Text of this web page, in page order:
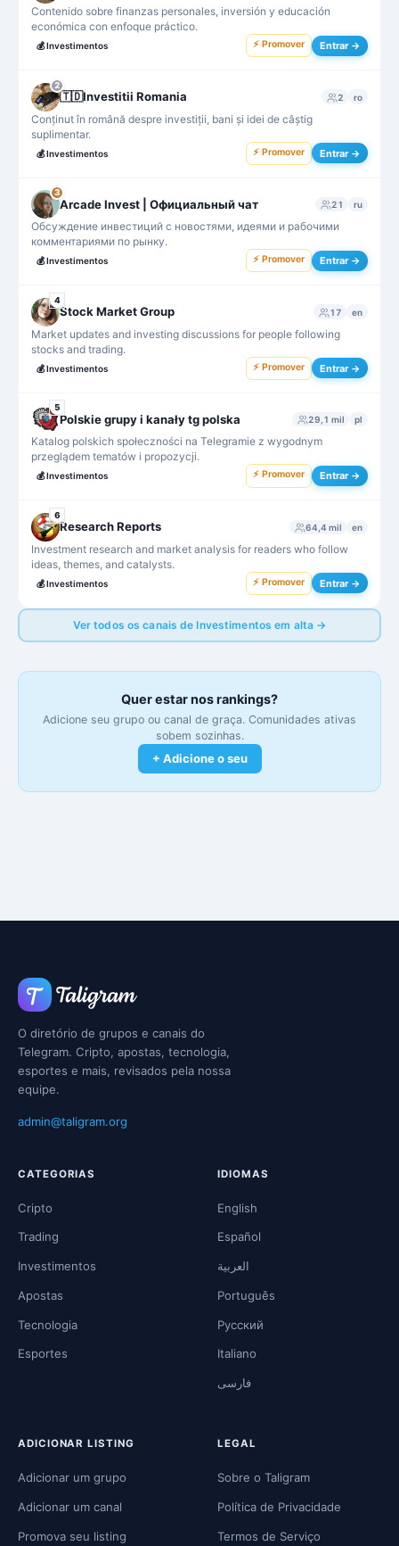
Contenido sobre finanzas personales, inversión y educación
económica con enfoque práctico.
💰Investimentos ⚡ Promover Entrar →
2
🇹🇩Investitii Romania 2 ro
Conținut în română despre investiții, bani și idei de câștig
suplimentar.
💰Investimentos ⚡ Promover Entrar →
3
Arcade Invest | Официальный чат 21 ru
Обсуждение инвестиций с новостями, идеями и рабочими
комментариями по рынку.
💰Investimentos ⚡ Promover Entrar →
4
Stock Market Group 17 en
Market updates and investing discussions for people following
stocks and trading.
💰Investimentos ⚡ Promover Entrar →
5
Polskie grupy i kanały tg polska 29,1 mil pl
Katalog polskich społeczności na Telegramie z wygodnym
przeglądem tematów i propozycji.
💰Investimentos ⚡ Promover Entrar →
6
Research Reports 64,4 mil en
Investment research and market analysis for readers who follow
ideas, themes, and catalysts.
💰Investimentos ⚡ Promover Entrar →
Ver todos os canais de Investimentos em alta →
Quer estar nos rankings?
Adicione seu grupo ou canal de graça. Comunidades ativas
sobem sozinhas.
+ Adicione o seu
O diretório de grupos e canais do
Telegram. Cripto, apostas, tecnologia,
esportes e mais, revisados pela nossa
equipe.
admin@taligram.org
CATEGORIAS
Cripto
Trading
Investimentos
Apostas
Tecnologia
Esportes
IDIOMAS
English
Español
العربية
Português
Русский
Italiano
فارسی
ADICIONAR LISTING
Adicionar um grupo
Adicionar um canal
Promova seu listing
LEGAL
Sobre o Taligram
Política de Privacidade
Termos de Serviço